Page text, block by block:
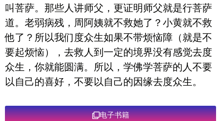
叫菩萨。那些人讲师父，更证明师父就是行菩萨
道。老弱病残，周阿姨就不救她了？小黄就不救
他了？所以我们度众生如果不带烦恼障（就是不
要起烦恼），去救人到一定的境界没有感觉去度
众生，你就能圆满。所以，学佛学菩萨的人不要
以自己的喜好，不要以自己的因缘去度众生。
电子书籍